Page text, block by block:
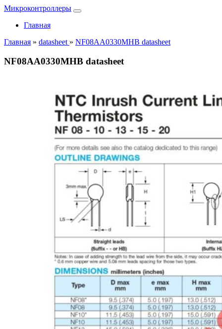
Микроконтроллеры
Главная
Главная » datasheet » NF08AA0330MHB datasheet
NF08AA0330MHB datasheet